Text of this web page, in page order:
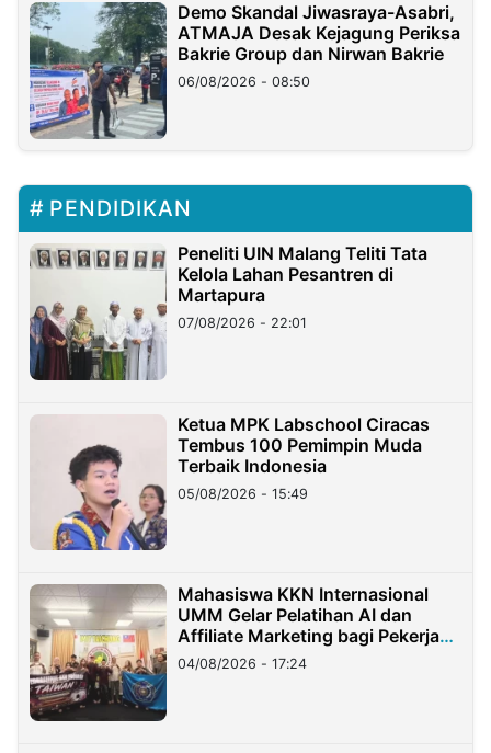
Demo Skandal Jiwasraya-Asabri,
ATMAJA Desak Kejagung Periksa
Bakrie Group dan Nirwan Bakrie
06/08/2026 - 08:50
PENDIDIKAN
Peneliti UIN Malang Teliti Tata
Kelola Lahan Pesantren di
Martapura
07/08/2026 - 22:01
Ketua MPK Labschool Ciracas
Tembus 100 Pemimpin Muda
Terbaik Indonesia
05/08/2026 - 15:49
Mahasiswa KKN Internasional
UMM Gelar Pelatihan AI dan
Affiliate Marketing bagi Pekerja
Migran Indonesia di Taiwan
04/08/2026 - 17:24